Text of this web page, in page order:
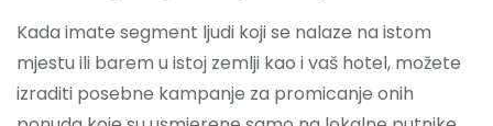
Kada imate segment ljudi koji se nalaze na istom
mjestu ili barem u istoj zemlji kao i vaš hotel, možete
izraditi posebne kampanje za promicanje onih